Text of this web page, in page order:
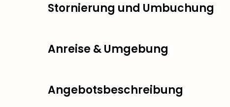
Stornierung und Umbuchung
Anreise & Umgebung
Angebotsbeschreibung